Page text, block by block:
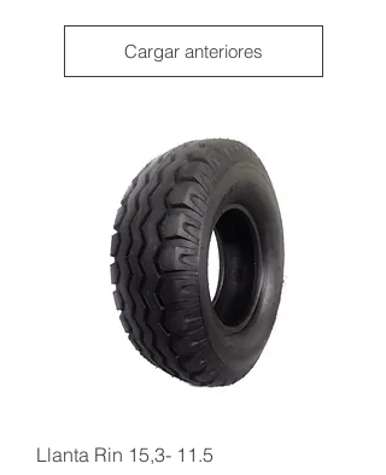
Cargar anteriores
Llanta Rin 15,3- 11.5